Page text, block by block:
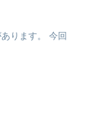
ります。 今回